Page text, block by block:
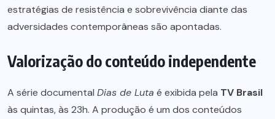
estratégias de resistência e sobrevivência diante das
adversidades contemporâneas são apontadas.
Valorização do conteúdo independente
A série documental Dias de Luta é exibida pela TV Brasil
às quintas, às 23h. A produção é um dos conteúdos